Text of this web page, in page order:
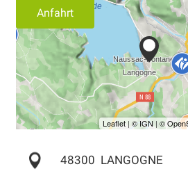
Anfahrt
48300 LANGOGNE